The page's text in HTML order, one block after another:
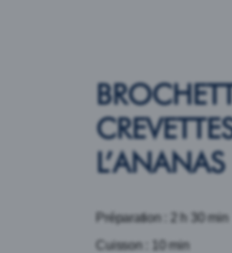
L’ANANAS
Préparation : 2 h 30 min
Cuisson : 10 min